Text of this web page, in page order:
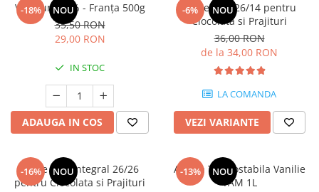
-18% NOU
Voila unt 82% - Franța 500g
35,50 RON
29,00 RON
IN STOC
ADAUGA IN COS
-6% NOU
Lapte Praf 26/14 pentru
Ciocolata si Prajituri
36,00 RON
de la 34,00 RON
LA COMANDA
VEZI VARIANTE
-16% NOU
Lapte Praf Integral 26/26
pentru Ciocolata si Prajituri
-13% NOU
Aroma Termostabila Vanilie
YAM 1L